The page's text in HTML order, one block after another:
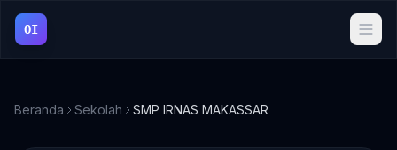
OI
Beranda Sekolah SMP IRNAS MAKASSAR